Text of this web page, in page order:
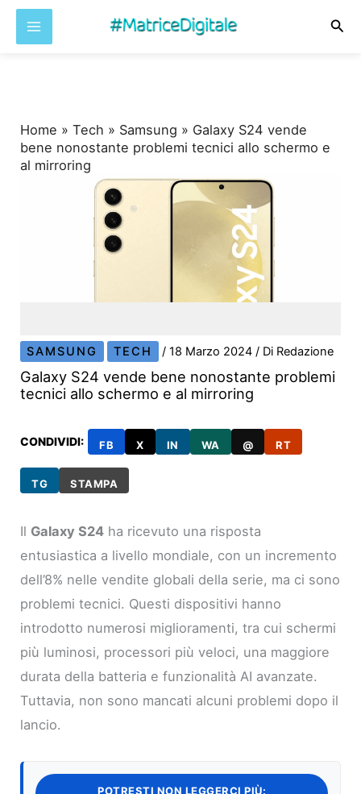
Home »Tech » Samsung » Galaxy S24 vende
bene nonostante problemi tecnici allo schermo e
al mirroring
SAMSUNG TECH /18 Marzo 2024/ Di Redazione
Galaxy S24 vende bene nonostante problemi
tecnici allo schermo e al mirroring
CONDIVIDI: FB X IN WA @ RT
TG STAMPA
Il Galaxy S24 ha ricevuto una risposta
entusiastica a livello mondiale, con un incremento
dell’8% nelle vendite globali della serie, ma ci sono
problemi tecnici. Questi dispositivi hanno
introdotto numerosi miglioramenti, tra cui schermi
più luminosi, processori più veloci, una maggiore
durata della batteria e funzionalità AI avanzate.
Tuttavia, non sono mancati alcuni problemi dopo il
lancio.
POTRESTI NON LEGGERCI PIÙ: